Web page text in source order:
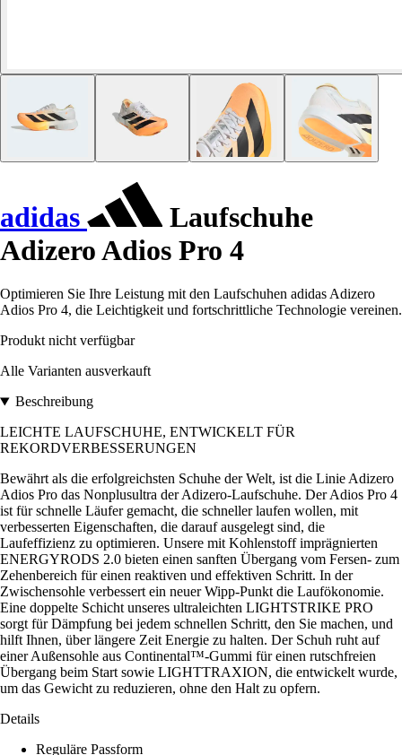
adidas
Laufschuhe
Adizero Adios Pro 4
Optimieren Sie Ihre Leistung mit den Laufschuhen adidas Adizero
Adios Pro 4, die Leichtigkeit und fortschrittliche Technologie vereinen.
Produkt nicht verfügbar
Alle Varianten ausverkauft
Beschreibung
LEICHTE LAUFSCHUHE, ENTWICKELT FÜR
REKORDVERBESSERUNGEN
Bewährt als die erfolgreichsten Schuhe der Welt, ist die Linie Adizero
Adios Pro das Nonplusultra der Adizero-Laufschuhe. Der Adios Pro 4
ist für schnelle Läufer gemacht, die schneller laufen wollen, mit
verbesserten Eigenschaften, die darauf ausgelegt sind, die
Laufeffizienz zu optimieren. Unsere mit Kohlenstoff imprägnierten
ENERGYRODS 2.0 bieten einen sanften Übergang vom Fersen- zum
Zehenbereich für einen reaktiven und effektiven Schritt. In der
Zwischensohle verbessert ein neuer Wipp-Punkt die Laufökonomie.
Eine doppelte Schicht unseres ultraleichten LIGHTSTRIKE PRO
sorgt für Dämpfung bei jedem schnellen Schritt, den Sie machen, und
hilft Ihnen, über längere Zeit Energie zu halten. Der Schuh ruht auf
einer Außensohle aus Continental™-Gummi für einen rutschfreien
Übergang beim Start sowie LIGHTTRAXION, die entwickelt wurde,
um das Gewicht zu reduzieren, ohne den Halt zu opfern.
Details
Reguläre Passform